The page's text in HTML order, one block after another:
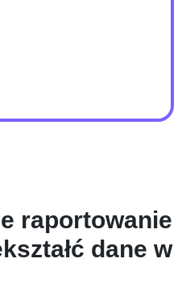
raportowanie
dane w